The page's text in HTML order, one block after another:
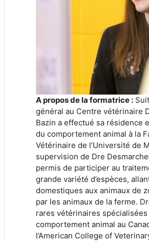
A propos de la formatrice :
général au Centre vétérinaire
Bazin a effectué sa résidence
du comportement animal à la
Vétérinaire de l’Université de
supervision de Dre
permis de participer au
grande variété d’espèces,
domestiques aux animaux de
par les animaux de la ferme.
rares vétérinaires
comportement animal au
l’American College of